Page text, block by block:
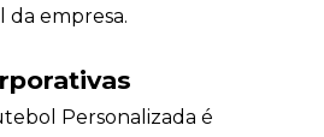
da empresa.
Personalizada é